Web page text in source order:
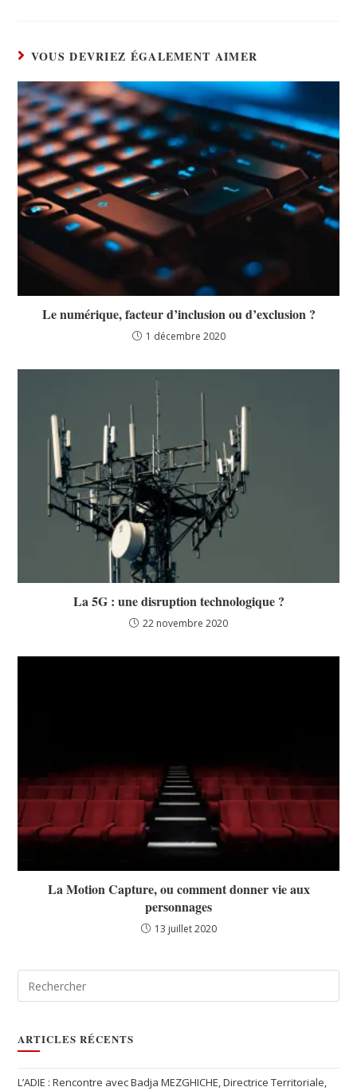
VOUS DEVRIEZ ÉGALEMENT AIMER
Le numérique, facteur d’inclusion ou d’exclusion ?
1 décembre 2020
La 5G : une disruption technologique ?
22 novembre 2020
La Motion Capture, ou comment donner vie aux
personnages
13 juillet 2020
ARTICLES RÉCENTS
L’ADIE : Rencontre avec Badja MEZGHICHE, Directrice Territoriale,